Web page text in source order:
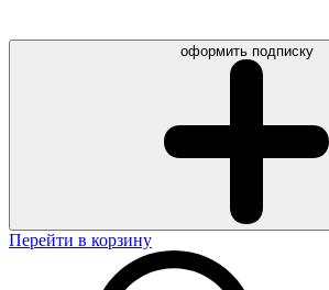
оформить подписку
Перейти в корзину